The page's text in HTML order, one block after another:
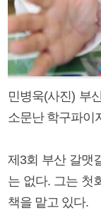
민병욱(사진) 부
소문난 학구파이
제3회 부산 갈맷
는 없다. 그는 첫
책을 맡고 있다.